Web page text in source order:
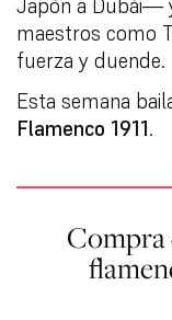
maestros como
fuerza y duende.
Esta semana
Flamenco 1911.
Compra